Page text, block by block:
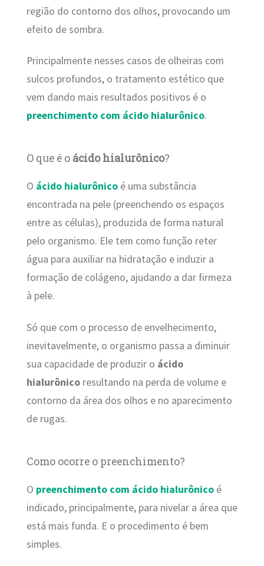
região do contorno dos olhos, provocando um
efeito de sombra.
Principalmente nesses casos de olheiras com
sulcos profundos, o tratamento estético que
vem dando mais resultados positivos é o
preenchimento com ácido hialurônico.
O que é o ácido hialurônico?
O ácido hialurônicoé uma substância
encontrada na pele (preenchendo os espaços
entre as células), produzida de forma natural
pelo organismo. Ele tem como função reter
água para auxiliar na hidratação e induzir a
formação de colágeno, ajudando a dar firmeza
à pele.
Só que com o processo de envelhecimento,
inevitavelmente, o organismo passa a diminuir
sua capacidade de produzir o ácido
hialurônicoresultando na perda de volume e
contorno da área dos olhos e no aparecimento
de rugas.
Como ocorre o preenchimento?
O preenchimento com ácido hialurônicoé
indicado, principalmente, para nivelar a área que
está mais funda. E o procedimento é bem
simples.